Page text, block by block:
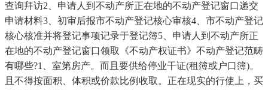
查询拜访2、申请人到不动产所正在地的不动产登记窗口递交
申请材料3、初审后报市不动产登记核心审核4、市不动产登记
核心核准并将登记事项记录于登记簿5、申请人到不动产所正
在地的不动产登记窗口领取《不动产权证书》不动产登记范畴
有哪些?1、室第房产。而且要供给停业干证(租簿或户口簿)。
且不得按面积、体积或价款比例收取。正在现实的行使上，买